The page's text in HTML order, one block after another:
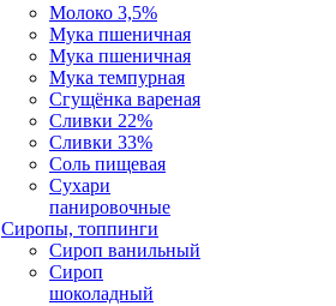
Молоко 3,5%
Мука пшеничная
Мука пшеничная
Мука темпурная
Сгущёнка вареная
Сливки 22%
Сливки 33%
Соль пищевая
Сухари
панировочные
Сиропы, топпинги
Сироп ванильный
Сироп
шоколадный